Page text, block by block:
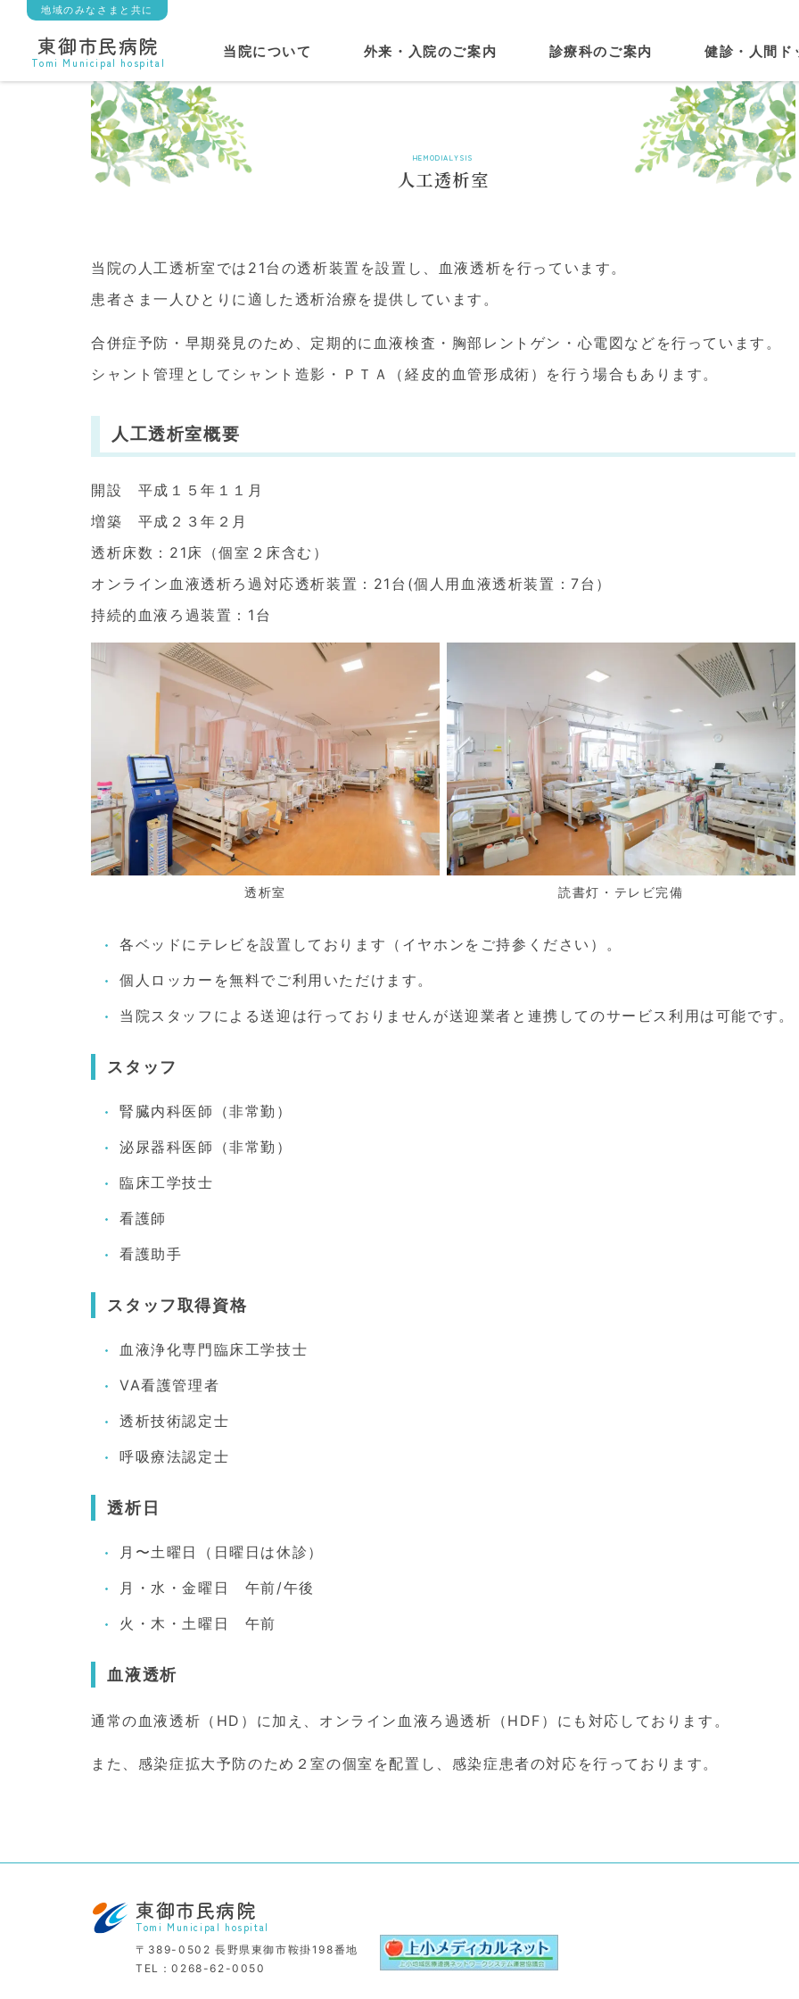
地域のみなさまと共に
東御市民病院
Tomi Municipal hospital
当院について 外来・入院のご案内 診療科のご案内 健診・人間ド
HEMODIALYSIS
人工透析室
当院の人工透析室では21台の透析装置を設置し、血液透析を行っています。
患者さま一人ひとりに適した透析治療を提供しています。
合併症予防・早期発見のため、定期的に血液検査・胸部レントゲン・心電図などを行っています。
シャント管理としてシャント造影・ＰＴＡ（経皮的血管形成術）を行う場合もあります。
人工透析室概要
開設 平成１５年１１月
増築 平成２３年２月
透析床数：21床（個室２床含む）
オンライン血液透析ろ過対応透析装置：21台(個人用血液透析装置：7台）
持続的血液ろ過装置：1台
透析室 読書灯・テレビ完備
各ベッドにテレビを設置しております（イヤホンをご持参ください）。
個人ロッカーを無料でご利用いただけます。
当院スタッフによる送迎は行っておりませんが送迎業者と連携してのサービス利用は可能です。
スタッフ
腎臓内科医師（非常勤）
泌尿器科医師（非常勤）
臨床工学技士
看護師
看護助手
スタッフ取得資格
血液浄化専門臨床工学技士
VA看護管理者
透析技術認定士
呼吸療法認定士
透析日
月〜土曜日（日曜日は休診）
月・水・金曜日 午前/午後
火・木・土曜日 午前
血液透析
通常の血液透析（HD）に加え、オンライン血液ろ過透析（HDF）にも対応しております。
また、感染症拡大予防のため２室の個室を配置し、感染症患者の対応を行っております。
東御市民病院
Tomi Municipal hospital
〒389-0502 長野県東御市鞍掛198番地
TEL：0268-62-0050